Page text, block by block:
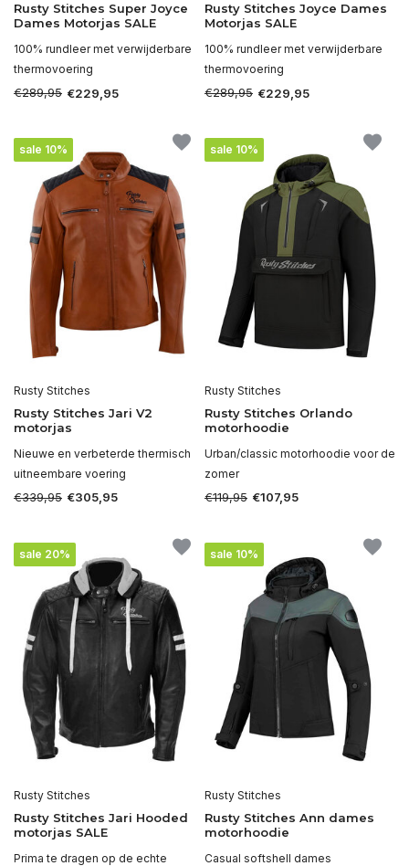
Rusty Stitches Super Joyce
Dames Motorjas SALE
100% rundleer met verwijderbare
thermovoering
€289,95 €229,95
Rusty Stitches Joyce Dames
Motorjas SALE
100% rundleer met verwijderbare
thermovoering
€289,95 €229,95
sale 10%
Rusty Stitches
Rusty Stitches Jari V2
motorjas
Nieuwe en verbeterde thermisch
uitneembare voering
€339,95 €305,95
sale 10%
Rusty Stitches
Rusty Stitches Orlando
motorhoodie
Urban/classic motorhoodie voor de
zomer
€119,95 €107,95
sale 20%
Rusty Stitches
Rusty Stitches Jari Hooded
motorjas SALE
Prima te dragen op de echte
sale 10%
Rusty Stitches
Rusty Stitches Ann dames
motorhoodie
Casual softshell dames